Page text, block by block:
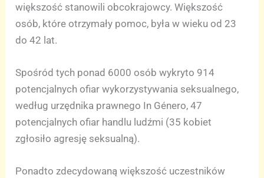
większość stanowili obcokrajowcy. Większość
osób, które otrzymały pomoc, była w wieku od 23
do 42 lat.
Spośród tych ponad 6000 osób wykryto 914
potencjalnych ofiar wykorzystywania seksualnego,
według urzędnika prawnego In Género, 47
potencjalnych ofiar handlu ludźmi (35 kobiet
zgłosiło agresję seksualną).
Ponadto zdecydowaną większość uczestników